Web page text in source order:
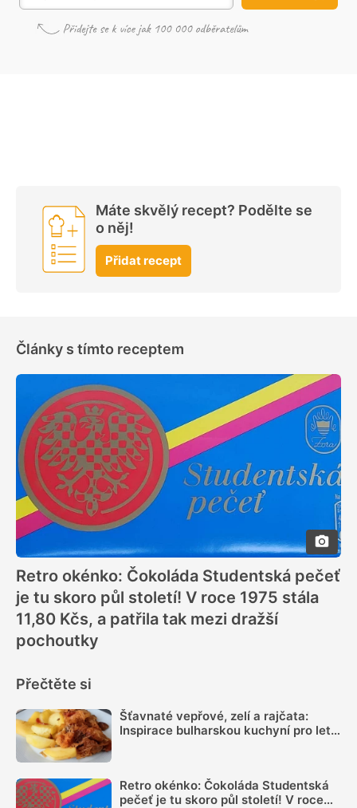
Máte skvělý recept? Podělte se
o něj!
Přidat recept
Články s tímto receptem
Retro okénko: Čokoláda Studentská pečeť
je tu skoro půl století! V roce 1975 stála
11,80 Kčs, a patřila tak mezi dražší
pochoutky
Přečtěte si
Šťavnaté vepřové, zelí a rajčata:
Inspirace bulharskou kuchyní pro letní
Retro okénko: Čokoláda Studentská
pečeť je tu skoro půl století! V roce